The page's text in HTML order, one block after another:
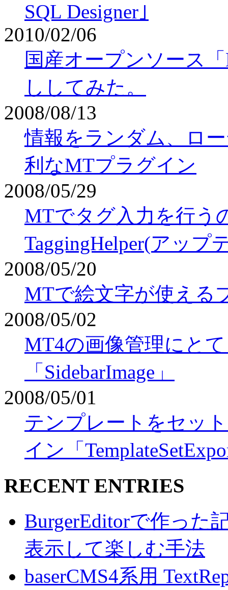
SQL Designer｣
2010/02/06
国産オープンソース
ししてみた。
2008/08/13
情報をランダム、ロ
利なMTプラグイン
2008/05/29
MTでタグ入力を行う
TaggingHelper(アップ
2008/05/20
MTで絵文字が使える
2008/05/02
MT4の画像管理にと
「SidebarImage」
2008/05/01
テンプレートをセッ
イン「
RECENT ENTRIES
BurgerEditorで作った
表示して楽しむ手法
baserCMS4系用